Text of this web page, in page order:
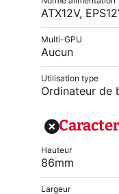
ATX12V,
Multi-GPU
Aucun
Utilisation type
Ordinateur de
Hauteur
86mm
Largeur